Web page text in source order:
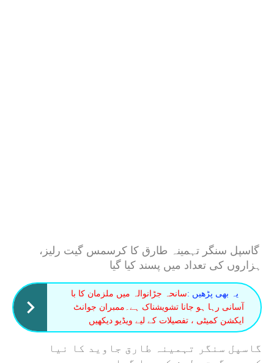
گاسپل سنگر تہمینہ طارق کا کرسمس گیت رلیز،
ہزاروں کی تعداد میں پسند کیا گیا
یہ بھی پڑھیں :سانحہ جڑانوالہ میں ملزمان کا با
آسانی رہا ہو جانا تشویشناک ہے۔ممبران جوانٹ
ایکشن کمیٹی ، تفصیلات کے لیے ویڈیو دیکھیں
گاسپل سنگر تہمینہ طارق جاوید کا نیا